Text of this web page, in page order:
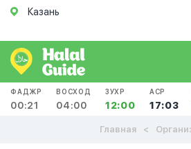
Казань
ФАДЖР
00:21
ВОСХОД
04:00
ЗУХР
12:00
АСР
17:03
Главная